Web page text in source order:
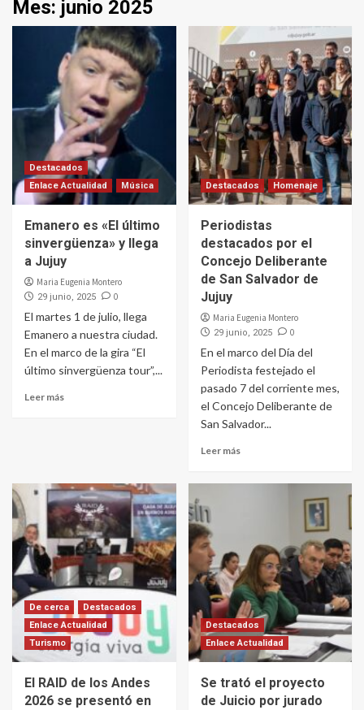
Mes: junio 2025
Destacados
Enlace Actualidad
Música
Emanero es «El último
sinvergüenza» y llega
a Jujuy
Maria Eugenia Montero
29 junio, 2025 0
El martes 1 de julio, llega
Emanero a nuestra ciudad.
En el marco de la gira “El
último sinvergüenza tour”,...
Leer más
Destacados Homenaje
Periodistas
destacados por el
Concejo Deliberante
de San Salvador de
Jujuy
Maria Eugenia Montero
29 junio, 2025 0
En el marco del Día del
Periodista festejado el
pasado 7 del corriente mes,
el Concejo Deliberante de
San Salvador...
Leer más
De cerca
Destacados
Enlace Actualidad
Turismo
El RAID de los Andes
2026 se presentó en
Destacados
Enlace Actualidad
Se trató el proyecto
de Juicio por jurado